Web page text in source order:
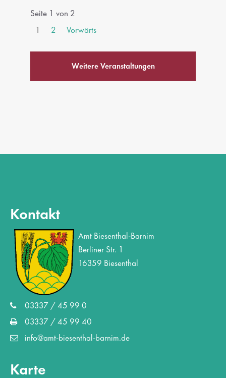
Seite 1 von 2
1
2 Vorwärts
Weitere Veranstaltungen
Kontakt
Amt Biesenthal-Barnim
Berliner Str. 1
16359 Biesenthal
03337 / 45 99 0
03337 / 45 99 40
info@amt-biesenthal-barnim.de
Karte